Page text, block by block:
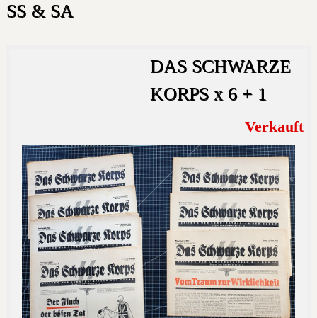
SS & SA
DAS SCHWARZE
KORPS x 6 + 1
Verkauft